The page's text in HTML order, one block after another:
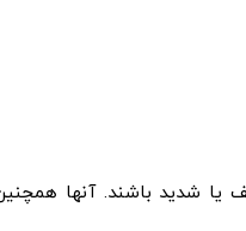
یا شدید باشند. آنها